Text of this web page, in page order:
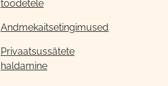
toodetele
Andmekaitsetingimused
Privaatsussätete
haldamine